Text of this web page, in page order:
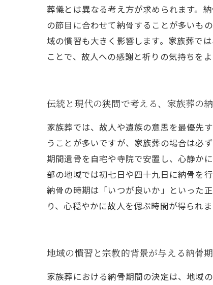
葬儀とは異なる考え方が求められます。
の節目に合わせて納骨することが多いも
域の慣習も大きく影響します。家族葬で
ことで、故人への感謝と祈りの気持ちを
伝統と現代の狭間で考える、家族葬の
家族葬では、故人や遺族の意思を最優先
うことが多いですが、家族葬の場合は必
期間遺骨を自宅や寺院で安置し、心静か
部の地域では初七日や四十九日に納骨を
納骨の時期は「いつが良いか」といった
り、心穏やかに故人を偲ぶ時間が得られま
地域の慣習と宗教的背景が与える納骨
家族葬における納骨期間の決定は、地域